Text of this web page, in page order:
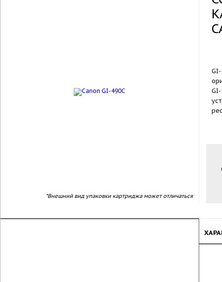
*Внешний вид упаковки картриджа может отличаться